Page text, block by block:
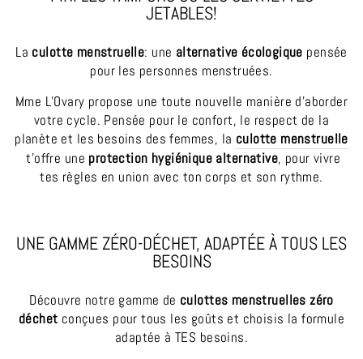
JETABLES!
La culotte menstruelle: une alternative écologique pensée
pour les personnes menstruées.
Mme L’Ovary propose une toute nouvelle manière d’aborder
votre cycle. Pensée pour le confort, le respect de la
planète et les besoins des femmes, la culotte menstruelle
t'offre une protection hygiénique alternative, pour vivre
tes règles en union avec ton corps et son rythme.
UNE GAMME ZÉRO-DÉCHET, ADAPTÉE À TOUS LES
BESOINS
Découvre notre gamme de culottes menstruelles zéro
déchet conçues pour tous les goûts et choisis la formule
adaptée à TES besoins.